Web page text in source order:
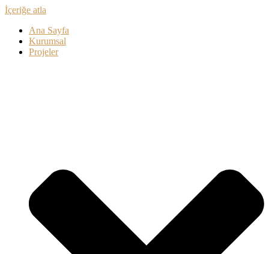
İçeriğe atla
Ana Sayfa
Kurumsal
Projeler